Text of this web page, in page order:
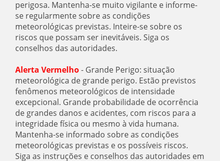
perigosa. Mantenha-se muito vigilante e informe-
se regularmente sobre as condições
meteorológicas previstas. Inteire-se sobre os
riscos que possam ser inevitáveis. Siga os
conselhos das autoridades.
Alerta Vermelho- Grande Perigo: situação
meteorológica de grande perigo. Estão previstos
fenômenos meteorológicos de intensidade
excepcional. Grande probabilidade de ocorrência
de grandes danos e acidentes, com riscos para a
integridade física ou mesmo à vida humana.
Mantenha-se informado sobre as condições
meteorológicas previstas e os possíveis riscos.
Siga as instruções e conselhos das autoridades em